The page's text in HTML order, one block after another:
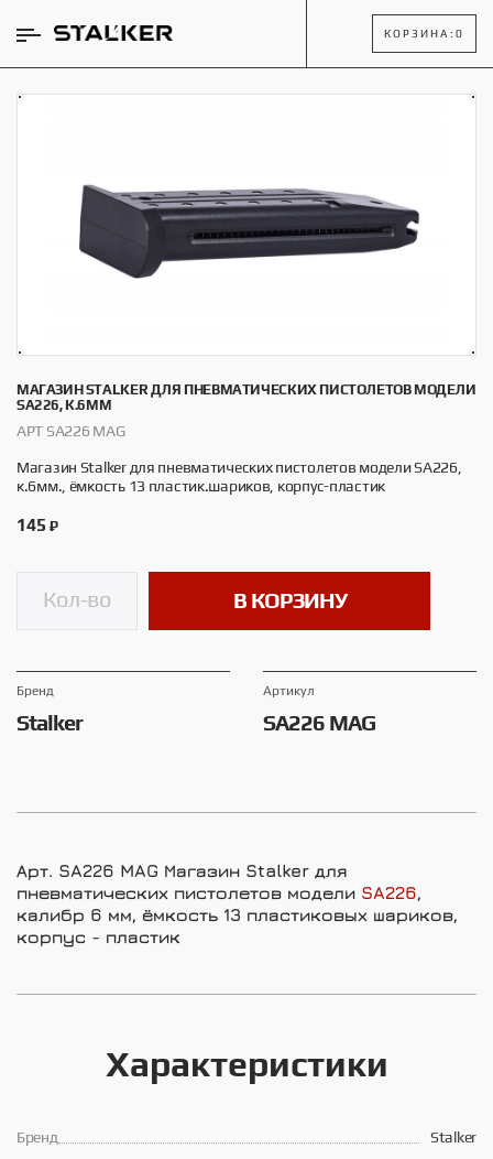
КОРЗИНА: 0
МАГАЗИН STALKER ДЛЯ ПНЕВМАТИЧЕСКИХ ПИСТОЛЕТОВ МОДЕЛИ
SA226, К.6ММ
АРТ SA226 MAG
Магазин Stalker для пневматических пистолетов модели SA226,
к.6мм., ёмкость 13 пластик.шариков, корпус-пластик
145 ₽
В КОРЗИНУ
Брeнд
Stalker
Артикул
SA226 MAG
Арт. SA226 MAG Магазин Stalker для
пневматических пистолетов модели SA226,
калибр 6 мм, ёмкость 13 пластиковых шариков,
корпус - пластик
Характеристики
Брeнд Stalker